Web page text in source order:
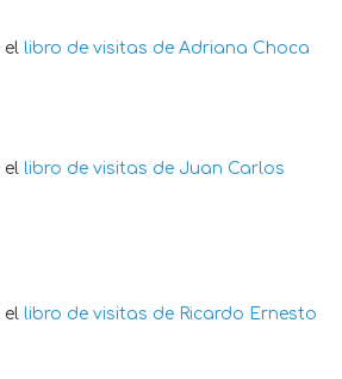
el libro de visitas de Adriana Choca
el libro de visitas de Juan Carlos
el libro de visitas de Ricardo Ernesto